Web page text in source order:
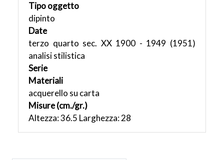
Tipo oggetto
dipinto
Date
terzo quarto sec. XX 1900 - 1949 (1951)
analisi stilistica
Serie
Materiali
acquerello su carta
Misure (cm./gr.)
Altezza: 36.5 Larghezza: 28